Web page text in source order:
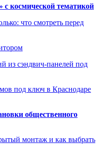
с космической тематикой
что смотреть перед
из сэндвич-панелей под
под ключ в Краснодаре
общественного
монтаж и как выбрать